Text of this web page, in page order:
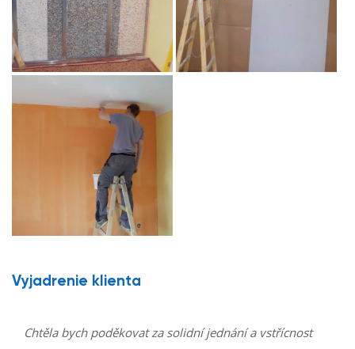
Vyjadrenie klienta
Chtěla bych poděkovat za solidní jednání a vstřícnost